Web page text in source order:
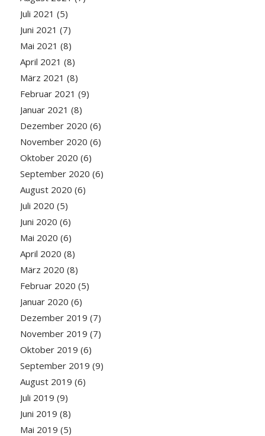
Juli 2021 (5)
Juni 2021 (7)
Mai 2021 (8)
April 2021 (8)
März 2021 (8)
Februar 2021 (9)
Januar 2021 (8)
Dezember 2020 (6)
November 2020 (6)
Oktober 2020 (6)
September 2020 (6)
August 2020 (6)
Juli 2020 (5)
Juni 2020 (6)
Mai 2020 (6)
April 2020 (8)
März 2020 (8)
Februar 2020 (5)
Januar 2020 (6)
Dezember 2019 (7)
November 2019 (7)
Oktober 2019 (6)
September 2019 (9)
August 2019 (6)
Juli 2019 (9)
Juni 2019 (8)
Mai 2019 (5)